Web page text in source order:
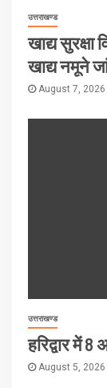
उत्तराखण्ड
खाद्य सुरक्षा
खाद्य नमूने
August 7, 2026
उत्तराखण्ड
हरिद्वार में
August 5, 2026